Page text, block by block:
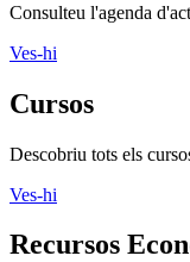
Consulteu l'agenda
Ves-hi
Cursos
Descobriu tots els
Ves-hi
Recursos